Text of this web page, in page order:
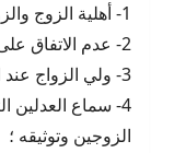
1- أهلية الزوج والزوجة ؛
2- عدم الاتفاق على إسقاط الصداق ؛
3- ولي الزواج عند الاقتضاء ؛
4- سماع العدلين
الزوجين وتوثيقه ؛